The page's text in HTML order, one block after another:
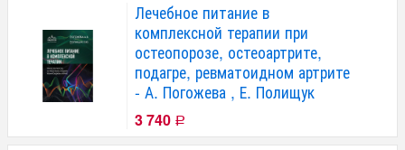
Лечебное питание в
комплексной терапии при
остеопорозе, остеоартрите,
подагре, ревматоидном артрите
- А. Погожева , Е. Полищук
3 740 Р